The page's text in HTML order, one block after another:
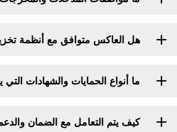
هل العاكس متوافق مع أنظمة
ما أنواع الحمايات والشهادات التي
كيف يتم التعامل مع الضمان والدعم